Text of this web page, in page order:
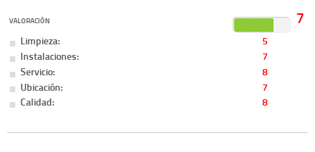
VALORACIÓN 7
Limpieza:
5
Instalaciones:
7
Servicio:
8
Ubicación:
7
Calidad:
8